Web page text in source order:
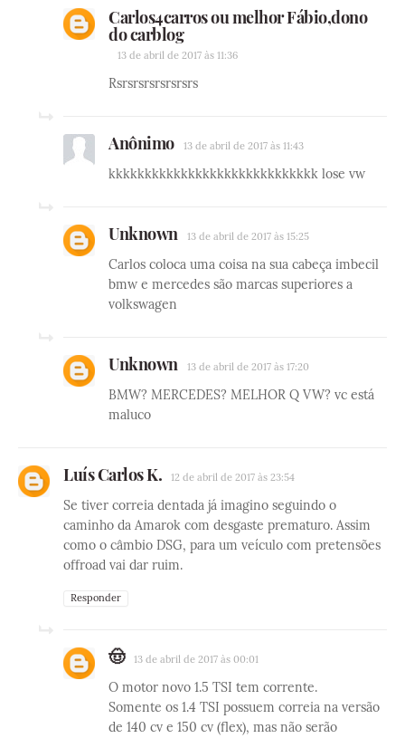
Carlos4carros ou melhor Fábio,dono
do carblog
13 de abril de 2017 às 11:36
Rsrsrsrsrsrsrsrs
Anônimo 13 de abril de 2017 às 11:43
kkkkkkkkkkkkkkkkkkkkkkkkkkkkk lose vw
Unknown 13 de abril de 2017 às 15:25
Carlos coloca uma coisa na sua cabeça imbecil
bmw e mercedes são marcas superiores a
volkswagen
Unknown 13 de abril de 2017 às 17:20
BMW? MERCEDES? MELHOR Q VW? vc está
maluco
Luís Carlos K. 12 de abril de 2017 às 23:54
Se tiver correia dentada já imagino seguindo o
caminho da Amarok com desgaste prematuro. Assim
como o câmbio DSG, para um veículo com pretensões
offroad vai dar ruim.
Responder
🤠 13 de abril de 2017 às 00:01
O motor novo 1.5 TSI tem corrente.
Somente os 1.4 TSI possuem correia na versão
de 140 cv e 150 cv (flex), mas não serão